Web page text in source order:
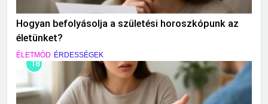
Hogyan befolyásolja a születési horoszkópunk az
életünket?
ÉLETMÓD ÉRDESSÉGEK
18